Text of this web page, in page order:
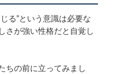
る”という意識は必要な
さが強い性格だと自覚し
ちの前に立ってみまし